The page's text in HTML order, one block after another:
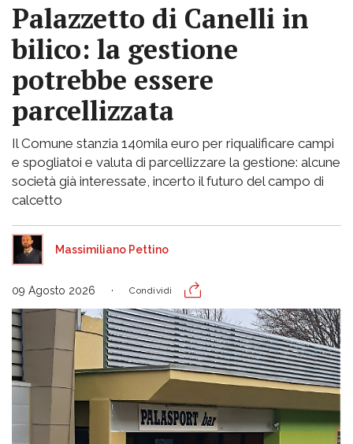
Palazzetto di Canelli in
bilico: la gestione
potrebbe essere
parcellizzata
Il Comune stanzia 140mila euro per riqualificare campi
e spogliatoi e valuta di parcellizzare la gestione: alcune
società già interessate, incerto il futuro del campo di
calcetto
Massimiliano Pettino
09 Agosto 2026 Condividi